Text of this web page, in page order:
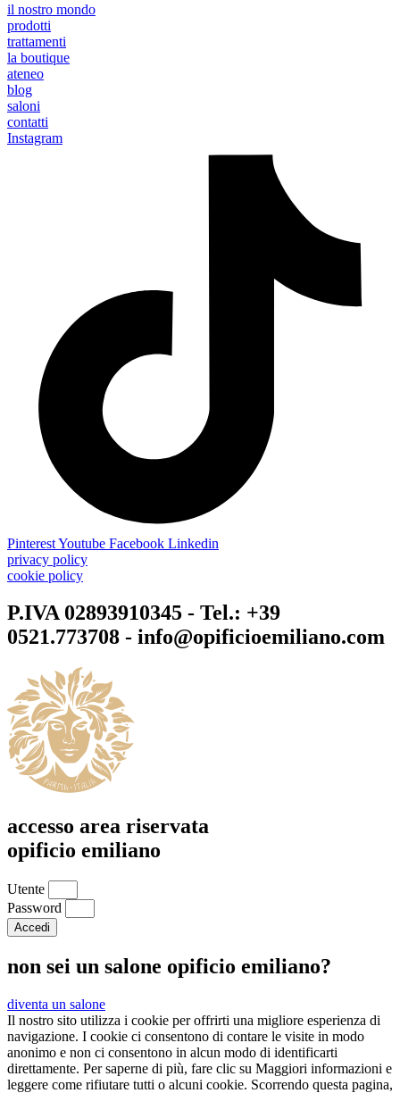
il nostro mondo
prodotti
trattamenti
la boutique
ateneo
blog
saloni
contatti
Instagram
PinterestYoutube Facebook Linkedin
privacy policy
cookie policy
P.IVA 02893910345 - Tel.: +39
0521.773708 - info@opificioemiliano.com
accesso area riservata
opificio emiliano
Utente
Password
Accedi
non sei un salone opificio emiliano?
diventa un salone
Il nostro sito utilizza i cookie per offrirti una migliore esperienza di
navigazione. I cookie ci consentono di contare le visite in modo
anonimo e non ci consentono in alcun modo di identificarti
direttamente. Per saperne di più, fare clic su Maggiori informazioni e
leggere come rifiutare tutti o alcuni cookie. Scorrendo questa pagina,